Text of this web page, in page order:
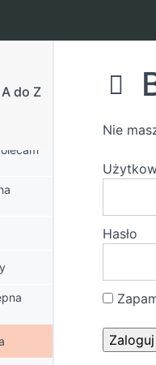
od A do Z
do Z
Nie
Hasło